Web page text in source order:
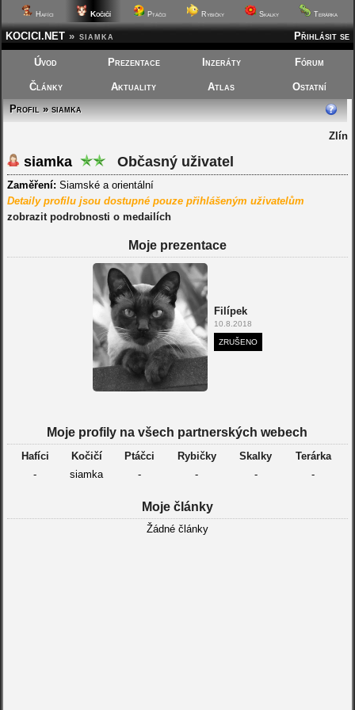
Hafíci Kočičí Ptáčci Rybičky Skalky Terárka
Přihlásit se
KOCICI.NET » siamka
Úvod Prezentace Inzeráty Fórum
Články Aktuality Atlas
Ostatní
Profil » siamka
Zlín
siamka Občasný uživatel
Zaměření: Siamské a orientální
Detaily profilu jsou dostupné pouze přihlášeným uživatelům
zobrazit podrobnosti o medailích
Moje prezentace
Filípek
10.8.2018
ZRUŠENO
Moje profily na všech partnerských webech
Hafíci Kočičí Ptáčci Rybičky Skalky
Terárka
-
siamka - - - -
Moje články
Žádné články